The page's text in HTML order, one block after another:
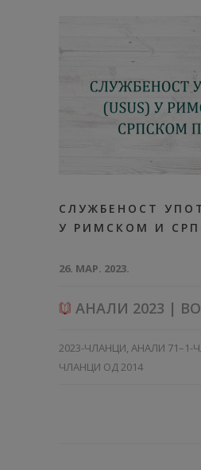
СЛУЖБЕНОСТ
У РИМСКОМ И
26. МАР. 2023.
АНАЛИ 2023 |
2023-ЧЛАНЦИ, АНАЛИ 71–1-
ЧЛАНЦИ ОД 2014